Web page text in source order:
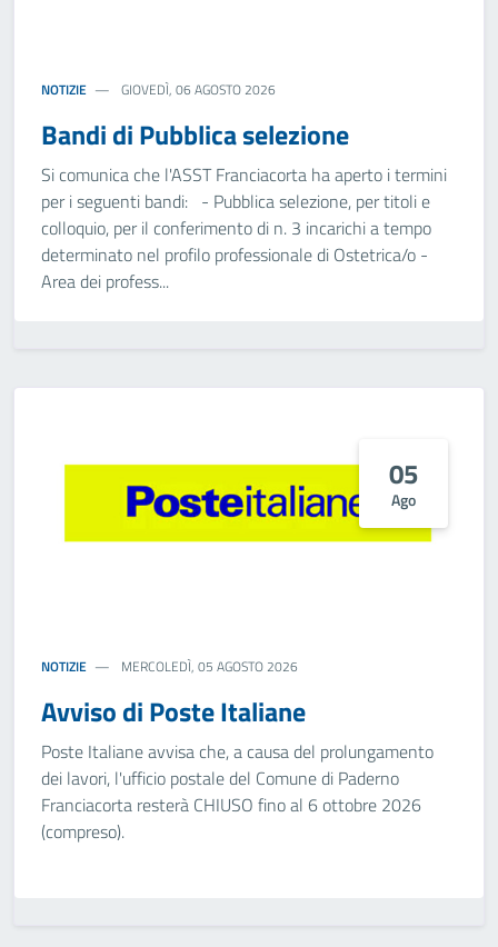
NOTIZIE GIOVEDÌ, 06 AGOSTO 2026
Bandi di Pubblica selezione
Si comunica che l'ASST Franciacorta ha aperto i termini
per i seguenti bandi: - Pubblica selezione, per titoli e
colloquio, per il conferimento di n. 3 incarichi a tempo
determinato nel profilo professionale di Ostetrica/o -
Area dei profess...
05
Ago
NOTIZIE MERCOLEDÌ, 05 AGOSTO 2026
Avviso di Poste Italiane
Poste Italiane avvisa che, a causa del prolungamento
dei lavori, l'ufficio postale del Comune di Paderno
Franciacorta resterà CHIUSO fino al 6 ottobre 2026
(compreso).